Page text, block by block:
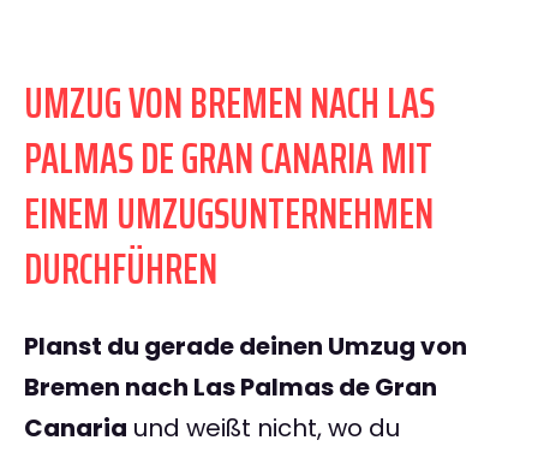
UMZUG VON BREMEN NACH LAS
PALMAS DE GRAN CANARIA MIT
EINEM UMZUGSUNTERNEHMEN
DURCHFÜHREN
Planst du gerade deinen Umzug von
Bremen nach Las Palmas de Gran
Canaria und weißt nicht, wo du